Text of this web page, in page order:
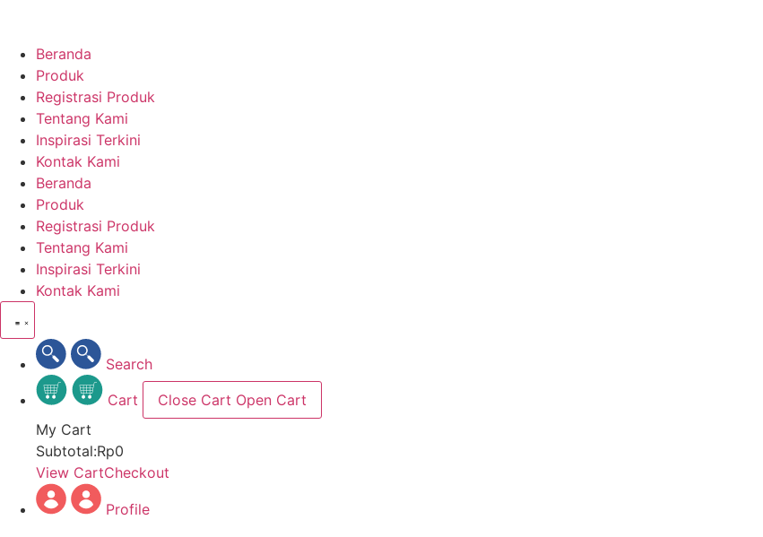
contentBeranda
Produk
Registrasi Produk
Tentang Kami
Inspirasi Terkini
Kontak Kami
Beranda
Produk
Registrasi Produk
Tentang Kami
Inspirasi Terkini
Kontak Kami
Search
Cart
Close Cart Open Cart
My Cart
Subtotal:Rp0
View CartCheckout
Profile